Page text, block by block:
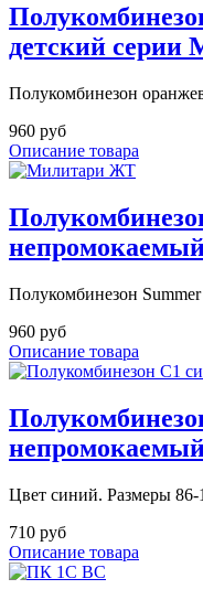
детский серии
Полукомбинезон
960 руб
Описание товара
Полукомбинезон
960 руб
Описание товара
Цвет синий. Размеры
710 руб
Описание товара